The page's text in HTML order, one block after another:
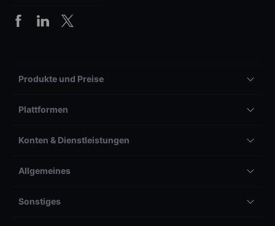
Produkte und Preise
Plattformen
Konten & Dienstleistungen
Allgemeines
Sonstiges